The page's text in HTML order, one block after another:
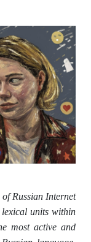
Russian Internet
lexical units within
most active and